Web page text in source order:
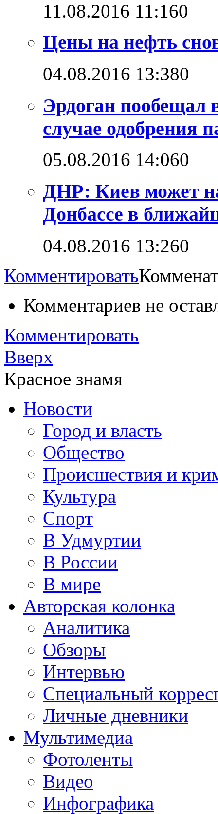
11.08.2016 11:160
Цены на нефть
04.08.2016 13:380
Эрдоган пообещал
случае одобрения
05.08.2016 14:060
ДНР: Киев может
Донбассе в
04.08.2016 13:260
Комментировать
Комментариев не
Комментировать
Вверх
Красное знамя
Новости
Город и власть
Общество
Происшествия и
Культура
Спорт
В Удмуртии
В России
В мире
Авторская колонка
Аналитика
Обзоры
Интервью
Специальный
Личные дневники
Мультимедиа
Фотоленты
Видео
Инфографика